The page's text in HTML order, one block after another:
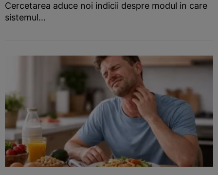
Cercetarea aduce noi indicii despre modul in care
sistemul...